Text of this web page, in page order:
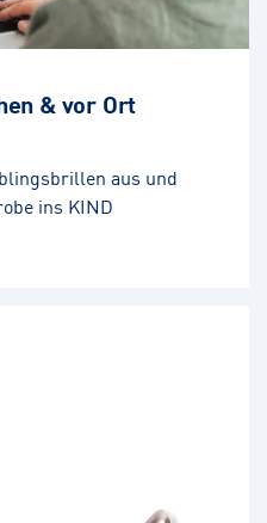
& vor Ort
aus und
ins KIND